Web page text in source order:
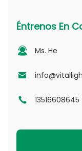
Serie MDL
Serie NSDL
Serie DL
Serie PADL
Serie
Serie PD
Serie CL
Serie PACL
apertura
Serie D -
Éntrenos En
Ms. He
13516608645